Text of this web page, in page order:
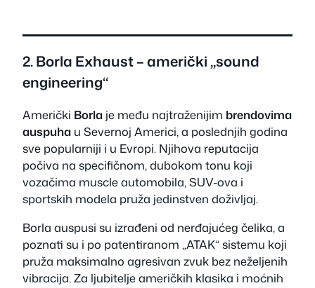
2.Borla Exhaust– američki „sound
engineering“
Američki Borla je među najtraženijim brendovima
auspuha u Severnoj Americi, a poslednjih godina
sve popularniji i u Evropi. Njihova reputacija
počiva na specifičnom, dubokom tonu koji
vozačima muscle automobila, SUV-ova i
sportskih modela pruža jedinstven doživljaj.
Borla auspusi su izrađeni od nerđajućeg čelika, a
poznati su i po patentiranom „ATAK“ sistemu koji
pruža maksimalno agresivan zvuk bez neželjenih
vibracija. Za ljubitelje američkih klasika i moćnih